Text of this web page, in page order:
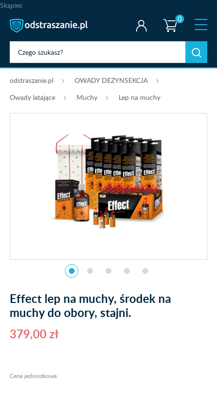
Skąpiec
0
odstraszanie.pl
OWADY DEZYNSEKCJA
Owady latające
Muchy Lep na muchy
Effect lep na muchy, środek na
muchy do obory, stajni.
379,00 zł
Cena jednostkowa: